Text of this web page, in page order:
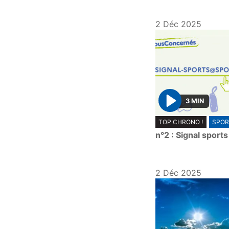
2 Déc 2025
P
l
a
3 MIN
TOP CHRONO !
n°2 : Signal sports
2 Déc 2025